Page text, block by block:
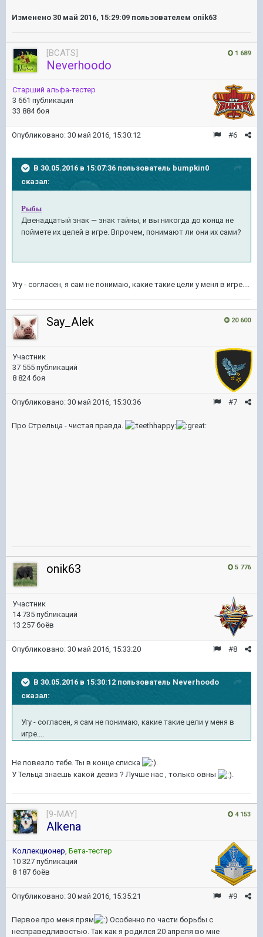
Изменено 30 май 2016, 15:29:09 пользователем onik63
1 689
[BCATS]
Neverhoodo
Старший альфа-тестер
3 661 публикация
33 884 боя
#6
Опубликовано: 30 май 2016, 15:30:12
В 30.05.2016 в 15:07:36 пользователь bumpkin0
сказал:
Рыбы
Двенадцатый знак — знак тайны, и вы никогда до конца не
поймете их целей в игре. Впрочем, понимают ли они их сами?
Угу - согласен, я сам не понимаю, какие такие цели у меня в игре....
20 600
Say_Alek
Участник
37 555 публикаций
8 824 боя
#7
Опубликовано: 30 май 2016, 15:30:36
Про Стрельца - чистая правда.
5 776
onik63
Участник
14 735 публикаций
13 257 боёв
#8
Опубликовано: 30 май 2016, 15:33:20
В 30.05.2016 в 15:30:12 пользователь Neverhoodo
сказал:
Угу - согласен, я сам не понимаю, какие такие цели у меня в
игре....
Не повезло тебе. Ты в конце списка
У Тельца знаешь какой девиз ? Лучше нас , только овны
.
4 153
[9-MAY]
Alkena
Коллекционер Бета-тестер
10 327 публикаций
8 187 боёв
#9
Опубликовано: 30 май 2016, 15:35:21
Первое про меня прям
Особенно по части борьбы с
несправедливостью. Так как я родился 20 апреля во мне